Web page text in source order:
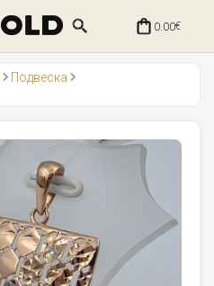
0.00€
Подвеска